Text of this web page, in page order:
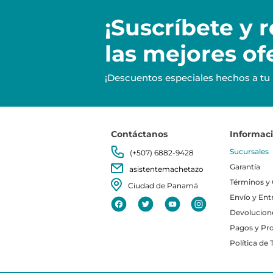
¡Suscríbete y
las mejores
¡Descuentos especiales hechos a
Contáctanos
(+507) 6882-9428
asistentemachetazo
Ciudad de Panamá
Sucursales
Garantía
Términos y
Envío y
Pagos y
Política de